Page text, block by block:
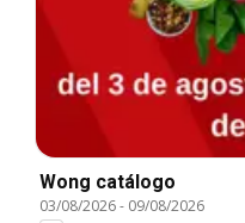
Wong catálogo
03/08/2026- 09/08/2026